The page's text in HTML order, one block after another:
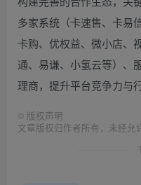
多家系统（卡速售、卡易
卡购、优权益、微小店、
通、易谦、小氢云等）、
理商，提升平台竞争力与
© 版权声明
文章版权归作者所有，未经允